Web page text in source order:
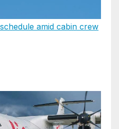
amid cabin crew